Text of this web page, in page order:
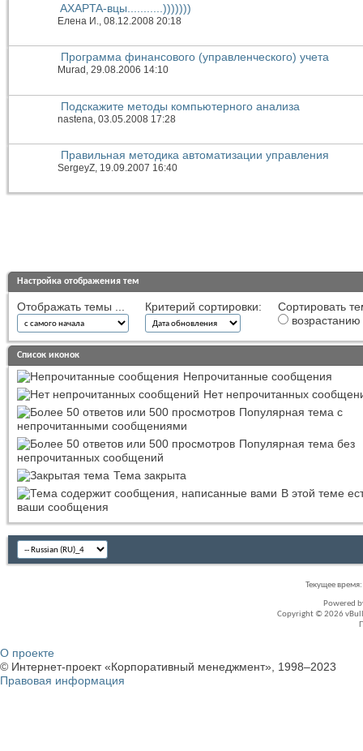
AXAPTA-вцы...........)))))))
Елена И. , 08.12.2008 20:18
Программа финансового (управленческого) учета
Murad , 29.08.2006 14:10
Подскажите методы компьютерного анализа
nastena , 03.05.2008 17:28
Правильная методика автоматизации управления
SergeyZ, 19.09.2007 16:40
Настройка отображения тем
Отображать темы ... Критерий сортировки:
Сортировать
возрастанию
Список иконок
Непрочитанные сообщения
Нет непрочитанных
Популярная тема с
непрочитанными сообщениями
Популярная тема без
непрочитанных сообщений
Тема закрыта
В этой теме
ваши сообщения
Текущее время:
Powered
Copyright © 2026
О проекте
© Интернет-проект «Корпоративный менеджмент», 1998–2023
Правовая информация